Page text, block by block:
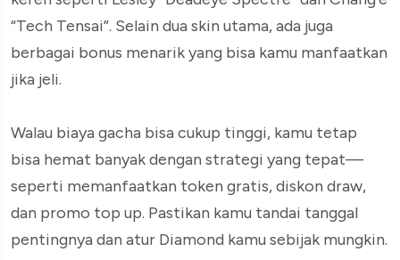
“Tech Tensai”. Selain dua skin utama, ada juga
berbagai bonus menarik yang bisa kamu manfaatkan
jika jeli.
Walau biaya gacha bisa cukup tinggi, kamu tetap
bisa hemat banyak dengan strategi yang tepat—
seperti memanfaatkan token gratis, diskon draw,
dan promo top up. Pastikan kamu tandai tanggal
pentingnya dan atur Diamond kamu sebijak mungkin.